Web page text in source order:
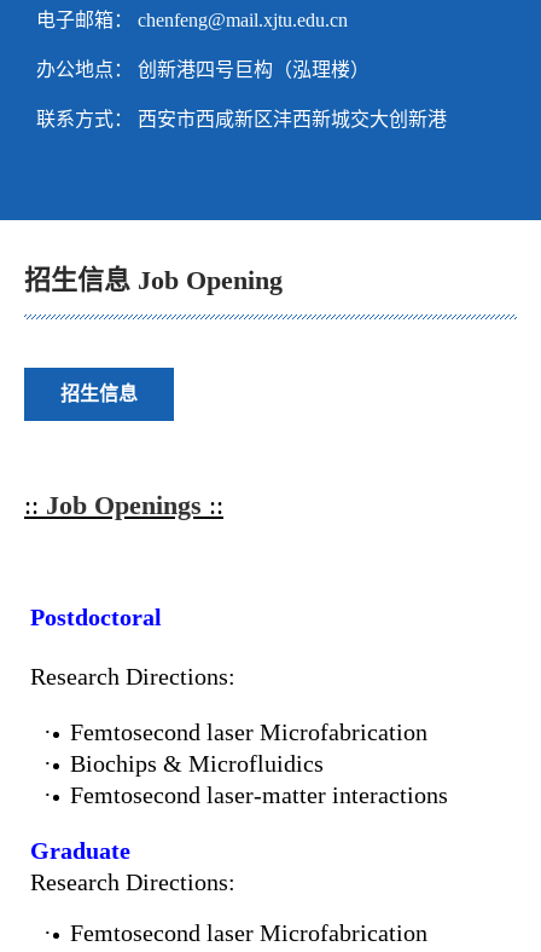
电子邮箱： chenfeng@mail.xjtu.edu.cn
办公地点： 创新港四号巨构（泓理楼）
联系方式： 西安市西咸新区沣西新城交大创新港
招生信息 Job Opening
招生信息